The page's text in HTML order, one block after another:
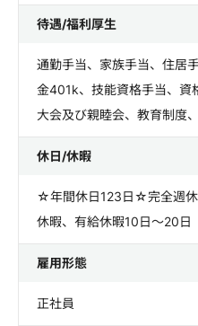
待遇/福利厚生
通勤手当、家族手当、住居
金401k、技能資格手当、資
大会及び親睦会、教育制度
休日/休暇
☆年間休日123日☆完全週休
休暇、有給休暇10日～20日
雇用形態
正社員